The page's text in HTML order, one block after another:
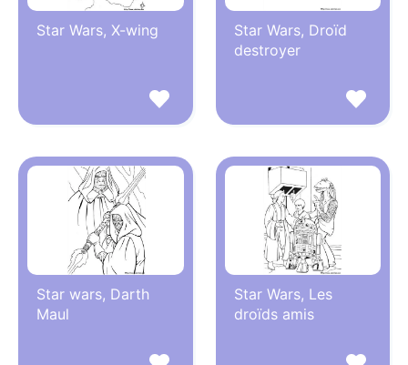
Star Wars, X-wing
Star Wars, Droïd
destroyer
Star wars, Darth
Maul
Star Wars, Les
droïds amis